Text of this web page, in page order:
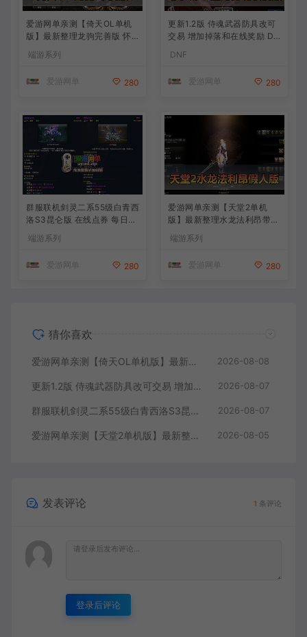
爱游网单亲测【倚天OL单机
版】最新整理龙驹完善版 怀
发物品装备 虚拟机一键端 视
端游系列
爱游网单 280
更新1.2版 侍魂武器防具改可
交易 增加掉落和在线奖励 DN
丰富异次元技能装备词条 护
能徽章 史诗装备特效徽章 技
DNF
爱游网单 280
群服联机剑灵二系55级白青西
洛S3昆仑版 在线点券 每日礼
包 复古玩法
端游系列
爱游网单 280
爱游网单亲测【天堂2单机
版】最新整理水龙法利昂带假
人商业端制作单机 内置多功
能GM控制台 可发物品装备
端游系列
爱游网单 280
猜你喜欢
爱游网单亲测【倚天OL单机版】最新整理龙驹完善版 怀旧武侠网游单机 带GM工具可发物品装备 虚拟机一键端 视频安装教学 2026-08-08
更新1.2版 侍魂武器防具改可交易 增加掉落和在线奖励 DNF70星月侍魂联机版 新版技能 丰富异次元技能装备词条 护石 辟邪玉 皮肤外观 BUFF技能徽章 史诗装备特效徽章 技能宝珠等 在线点 装备靠爆 2026-08-07
群服联机剑灵二系55级白青西洛S3昆仑版 在线点券 每日礼包 复古玩法 2026-08-07
爱游网单亲测【天堂2单机版】最新整理水龙法利昂带假人商业端制作单机 内置多功能GM控制台 可发物品装备 虚拟机一键端 视频安装教学 2026-08-05
发表评论 1 条评论
登录后评论